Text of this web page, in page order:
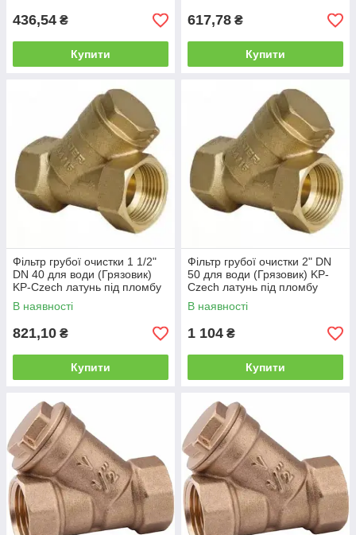
436,54 ₴
Купити
617,78 ₴
Купити
Фільтр грубої очистки 1 1/2"
DN 40 для води (Грязовик)
KP-Czech латунь під пломбу
Чехія
В наявності
821,10 ₴
Купити
Фільтр грубої очистки 2" DN
50 для води (Грязовик) KP-
Czech латунь під пломбу
Чехія
В наявності
1 104 ₴
Купити